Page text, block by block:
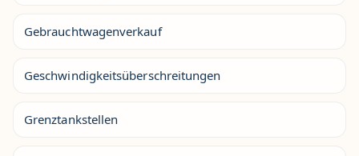
Gebrauchtwagenverkauf
Geschwindigkeitsüberschreitungen
Grenztankstellen